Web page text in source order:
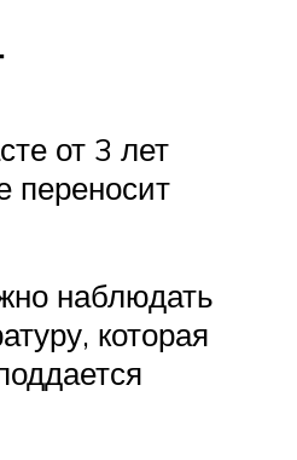
от 3 лет
переносит
наблюдать
которая